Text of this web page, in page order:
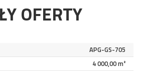
OFERTY
APG-GS-705
4 000,00 m²